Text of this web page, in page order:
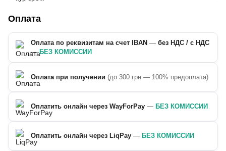
Оплата
Оплата по реквизитам на счет IBAN — без НДС / с НДС
—БЕЗ КОМИССИИ
Оплата при получении (до 300 грн — 100% предоплата)
Оплатить онлайн через WayForPay — БЕЗ КОМИССИИ
Оплатить онлайн через LiqPay — БЕЗ КОМИССИИ